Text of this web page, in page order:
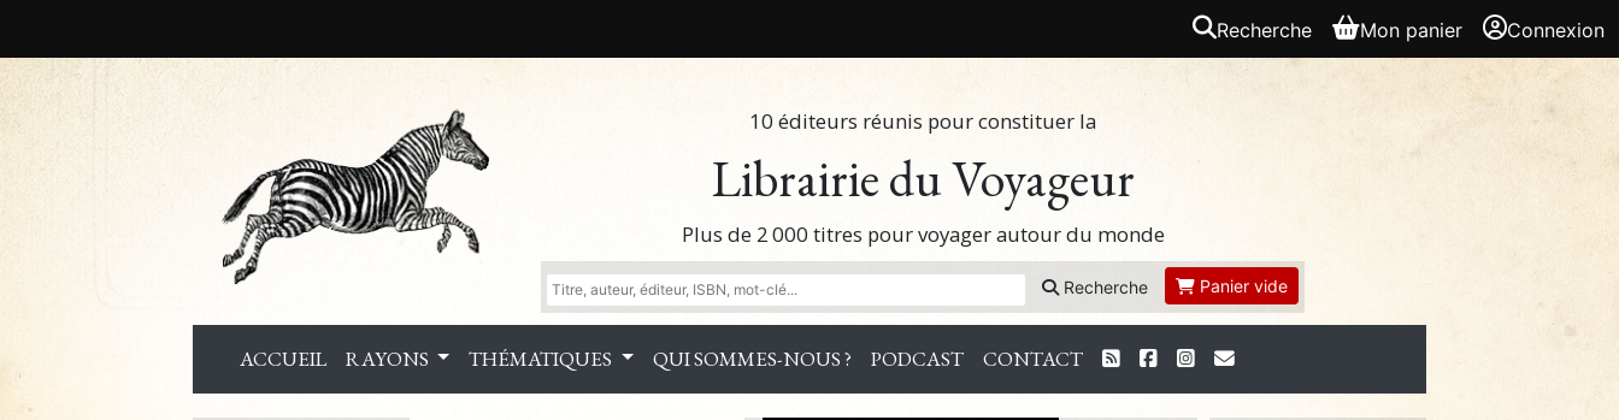
Recherche Mon panier Connexion
10 éditeurs réunis pour constituer la
Librairie du Voyageur
Plus de 2 000 titres pour voyager autour du monde
Recherche Panier vide
ACCUEIL RAYONS THÉMATIQUES QUI SOMMES-NOUS ? PODCAST CONTACT